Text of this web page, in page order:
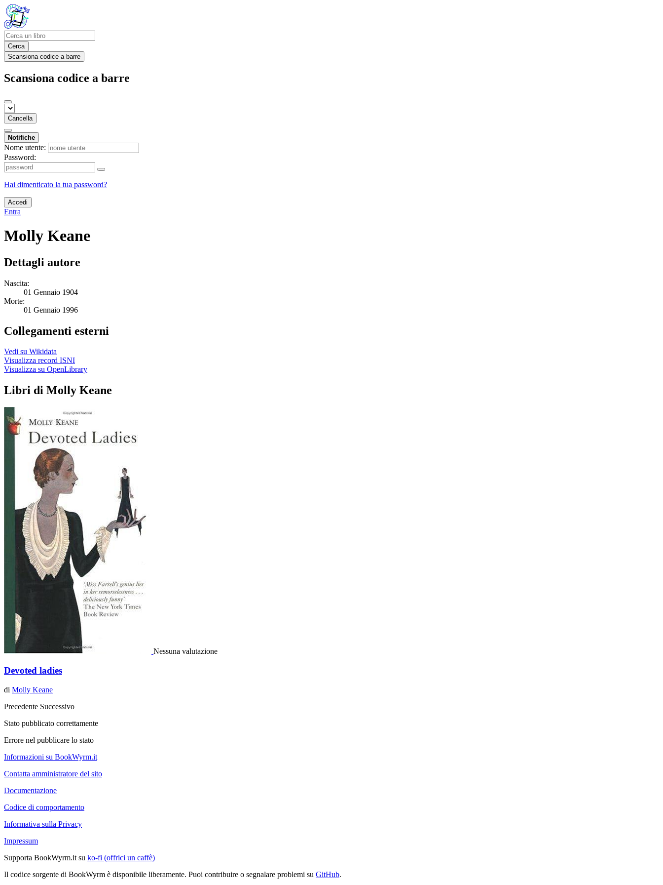
Cerca
Scansiona codice a barre
Scansiona codice a barre
Cancella
Notifiche
Nome utente:
Password:
Hai dimenticato la tua password?
Accedi
Entra
Molly Keane
Dettagli autore
Nascita:
01 Gennaio 1904
Morte:
01 Gennaio 1996
Collegamenti esterni
Vedi su Wikidata
Visualizza record ISNI
Visualizza su OpenLibrary
Libri di Molly Keane
Nessuna valutazione
Devoted ladies
di Molly Keane
Precedente Successivo
Stato pubblicato correttamente
Errore nel pubblicare lo stato
Informazioni su BookWyrm.it
Contatta amministratore del sito
Documentazione
Codice di comportamento
Informativa sulla Privacy
Impressum
Supporta BookWyrm.it su ko-fi (offrici un caffè)
Il codice sorgente di BookWyrm è disponibile liberamente. Puoi contribuire o segnalare problemi su GitHub.